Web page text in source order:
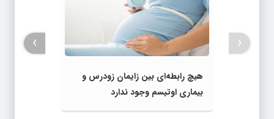
هیچ رابطه‌ای بین زایمان زودرس و
بیماری اوتیسم وجود ندارد
‹
›